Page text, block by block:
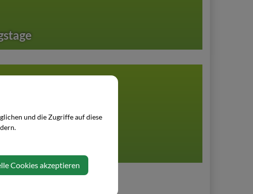
und die Zugriffe auf diese
Cookies akzeptieren